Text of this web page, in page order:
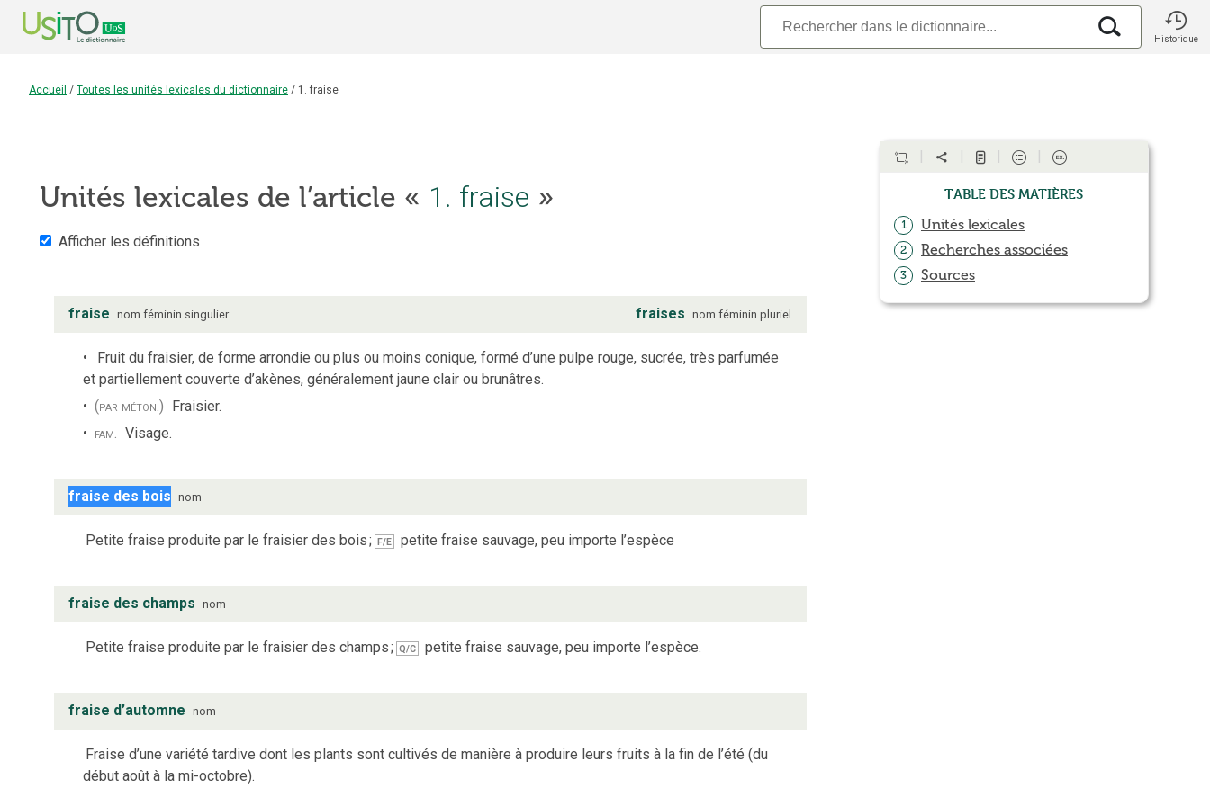
Historique
Accueil / Toutes les unités lexicales du dictionnaire / 1. fraise
Unités lexicales de l’article « 1. fraise »
Afficher les définitions
fraise nom féminin singulier fraises nom féminin pluriel
Fruit du fraisier, de forme arrondie ou plus ou moins conique, formé d’une pulpe rouge, sucrée, très parfumée
et partiellement couverte d’akènes, généralement jaune clair ou brunâtres.
(par méton.) Fraisier.
fam. Visage.
fraise des bois nom
Petite fraise produite par le fraisier des bois; F/E petite fraise sauvage, peu importe l’espèce
fraise des champs nom
Petite fraise produite par le fraisier des champs; Q/C petite fraise sauvage, peu importe l’espèce.
fraise d’automne nom
Fraise d’une variété tardive dont les plants sont cultivés de manière à produire leurs fruits à la fin de l’été (du
début août à la mi-octobre).
Table des matières
1 Unités lexicales
2 Recherches associées
3 Sources